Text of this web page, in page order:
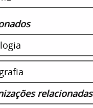
relacionadas